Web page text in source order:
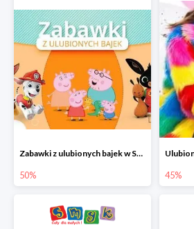
Zabawki z ulubionych bajek w Smyku do -50%
50% 45%